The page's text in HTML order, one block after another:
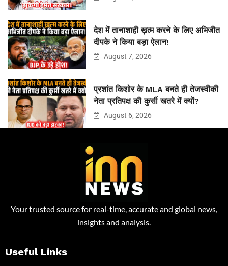
देश में तानाशाही ख़त्म करने के लिए अभिजीत
दीपके ने किया बड़ा ऐलान!
August 7, 2026
प्रशांत किशोर के MLA बनते ही तेजस्वीकी
नेता प्रतिपक्ष की कुर्सी खतरे में क्यों?
August 6, 2026
Your trusted source for real-time, accurate and global news,
insights and analysis.
Useful Links